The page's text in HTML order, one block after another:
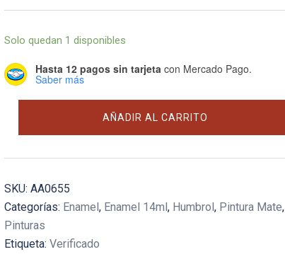
Solo quedan 1 disponibles
Hasta 12 pagos sin tarjetacon Mercado Pago.
Saber más
-
14ml
cantidad
AÑADIR AL CARRITO
SKU: AA0655
Categorías: Enamel, Enamel 14ml, Humbrol, Pintura Mate,
Pinturas
Etiqueta: Verificado